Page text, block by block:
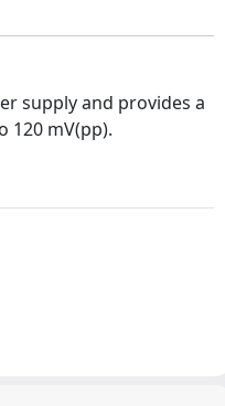
supply and provides a
120 mV(pp).